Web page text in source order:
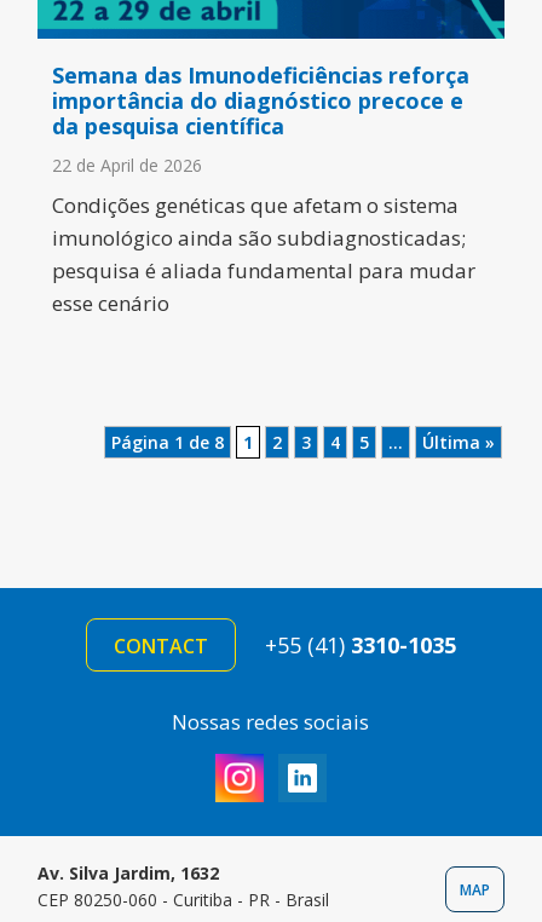
Semana das Imunodeficiências reforça
importância do diagnóstico precoce e
da pesquisa científica
22 de April de 2026
Condições genéticas que afetam o sistema
imunológico ainda são subdiagnosticadas;
pesquisa é aliada fundamental para mudar
esse cenário
Página 1 de 8 1 2 3 4 5 ... Última »
CONTACT +55 (41) 3310-1035
Nossas redes sociais
Av. Silva Jardim, 1632
CEP 80250-060 - Curitiba - PR - Brasil
MAP